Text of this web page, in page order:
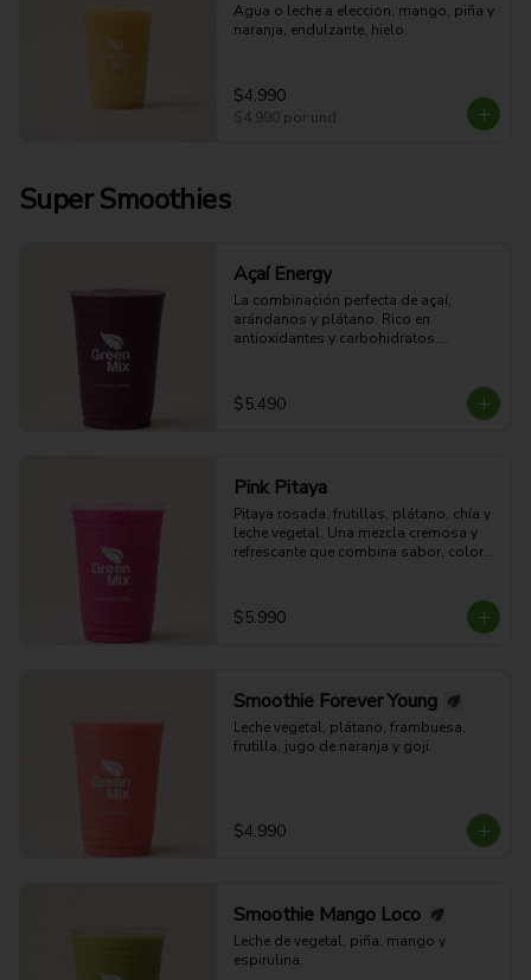
Agua o leche a eleccion, mango, piña y
naranja, endulzante, hielo.
$4.990
$4.990por und
Super Smoothies
Açaí Energy
La combinación perfecta de açaí,
arándanos y plátano. Rico en
antioxidantes y carbohidratos
$5.490
Pink Pitaya
Pitaya rosada, frutillas, plátano, chía y
leche vegetal. Una mezcla cremosa y
refrescante que combina sabor, color y
$5.990
Smoothie Forever Young
Leche vegetal, plátano, frambuesa,
frutilla, jugo de naranja y goji.
$4.990
Smoothie Mango Loco
Leche de vegetal, piña, mango y
espirulina.